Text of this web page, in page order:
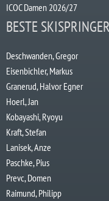
ICOC Damen 2026/27
BESTE SKISPRINGER
Deschwanden, Gregor
Eisenbichler, Markus
Granerud, Halvor Egner
Hoerl, Jan
Kobayashi, Ryoyu
Kraft, Stefan
Lanisek, Anze
Paschke, Pius
Prevc, Domen
Raimund, Philipp